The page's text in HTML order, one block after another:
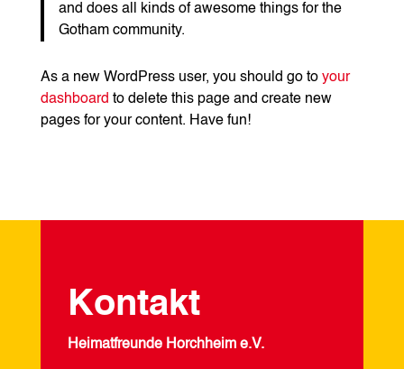
and does all kinds of awesome things for the
Gotham community.
As a new WordPress user, you should go to your
dashboard to delete this page and create new
pages for your content. Have fun!
Kontakt
Heimatfreunde Horchheim e.V.